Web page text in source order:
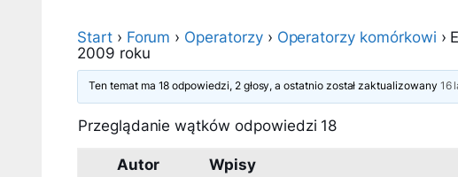
Start › Forum › Operatorzy › Operatorzy komórkowi ›
2009 roku
Ten temat ma 18 odpowiedzi, 2 głosy, a ostatnio został zaktualizowany 16
Przeglądanie wątków odpowiedzi 18
Autor
Wpisy